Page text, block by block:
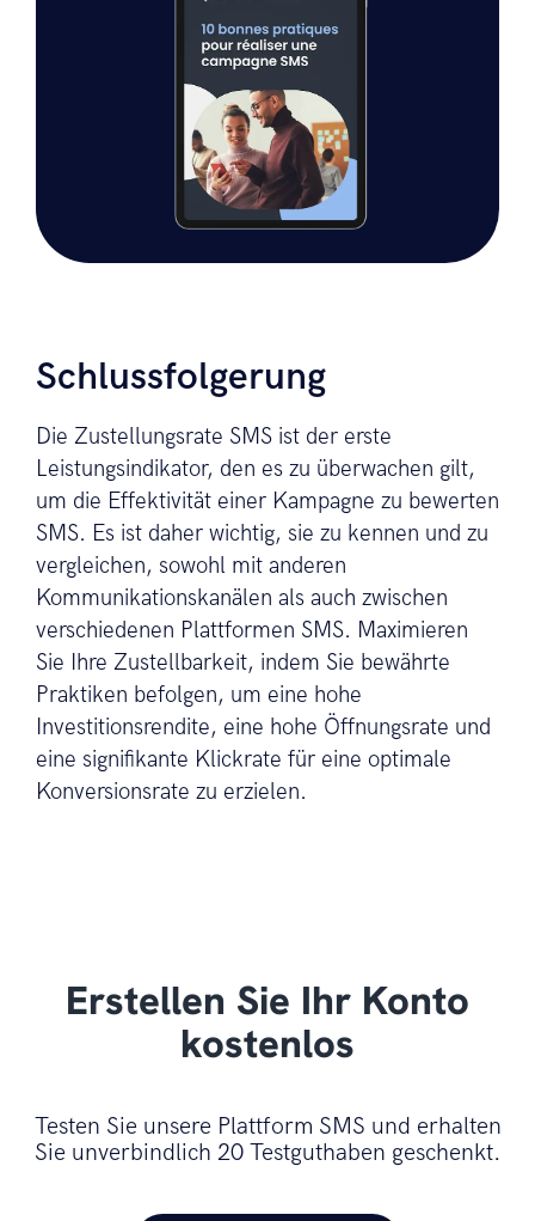
Schlussfolgerung
Die Zustellungsrate SMS ist der erste
Leistungsindikator, den es zu überwachen gilt,
um die Effektivität einer Kampagne zu bewerten
SMS. Es ist daher wichtig, sie zu kennen und zu
vergleichen, sowohl mit anderen
Kommunikationskanälen als auch zwischen
verschiedenen Plattformen SMS. Maximieren
Sie Ihre Zustellbarkeit, indem Sie bewährte
Praktiken befolgen, um eine hohe
Investitionsrendite, eine hohe Öffnungsrate und
eine signifikante Klickrate für eine optimale
Konversionsrate zu erzielen.
Erstellen Sie Ihr Konto
kostenlos
Testen Sie unsere Plattform SMS und erhalten
Sie unverbindlich 20 Testguthaben geschenkt.